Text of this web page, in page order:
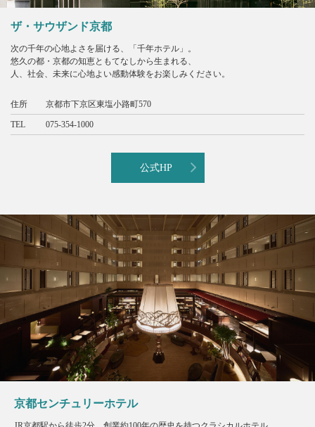
ザ・サウザンド京都
次の千年の心地よさを届ける、「千年ホテル」。
悠久の都・京都の知恵ともてなしから生まれる、
人、社会、未来に心地よい感動体験をお楽しみください。
住所 京都市下京区東塩小路町570
TEL 075-354-1000
公式HP
京都センチュリーホテル